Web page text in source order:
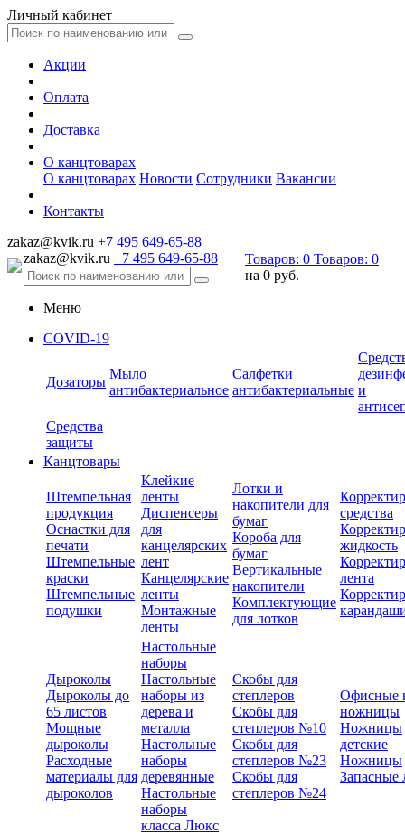
Личный кабинет
Акции
Оплата
Доставка
О канцтоварах
О канцтоварах Новости Сотрудники Вакансии
Контакты
zakaz@kvik.ru +7 495 649-65-88
zakaz@kvik.ru +7 495 649-65-88 Товаров: 0 Товаров: 0
на 0 руб.
Меню
COVID-19
Дозаторы
Мыло
антибактериальное
Салфетки
антибактериальные и
Средства
защиты
Канцтовары
Штемпельная
продукция
Оснастки для
печати
Штемпельные
краски
Штемпельные
подушки
Клейкие
ленты
Диспенсеры
для
канцелярских
лент
Канцелярские
ленты
Монтажные
ленты
Лотки и
накопители для
бумаг
Короба для
бумаг
Вертикальные
накопители
Комплектующие
для лотков
средства
жидкость
лента
Дыроколы
Дыроколы до
65 листов
Мощные
дыроколы
Расходные
материалы для
дыроколов
Настольные
наборы
Настольные
наборы из
дерева и
металла
Настольные
наборы
деревянные
Настольные
наборы
класса Люкс
Скобы для
степлеров
Скобы для
степлеров №10
Скобы для
степлеров №23
Скобы для
степлеров №24
Офисные
ножницы
Ножницы
детские
Ножницы
Запасные